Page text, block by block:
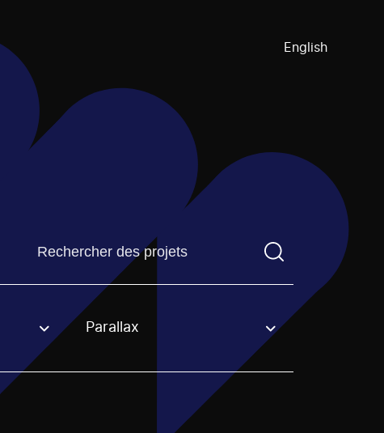
English
Trouvez un projetVous devez saisir un terme de
an option. Parallax